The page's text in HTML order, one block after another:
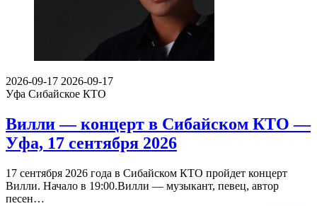
2026-09-17 2026-09-17
Уфа Сибайское КТО
Вилли — концерт в Сибайском КТО —
Уфа, 17 сентября 2026
17 сентября 2026 года в Сибайском КТО пройдет концерт
Вилли. Начало в 19:00.Вилли — музыкант, певец, автор
песен…